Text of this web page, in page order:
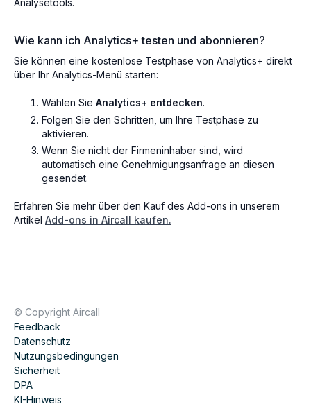
Wie kann ich Analytics+ testen und abonnieren?
Sie können eine kostenlose Testphase von Analytics+ direkt
über Ihr Analytics-Menü starten:
Wählen Sie Analytics+ entdecken.
Folgen Sie den Schritten, um Ihre Testphase zu
aktivieren.
Wenn Sie nicht der Firmeninhaber sind, wird
automatisch eine Genehmigungsanfrage an diesen
gesendet.
Erfahren Sie mehr über den Kauf des Add-ons in unserem
Artikel Add-ons in Aircall kaufen.
© Copyright Aircall
Feedback
Datenschutz
Nutzungsbedingungen
Sicherheit
DPA
KI-Hinweis